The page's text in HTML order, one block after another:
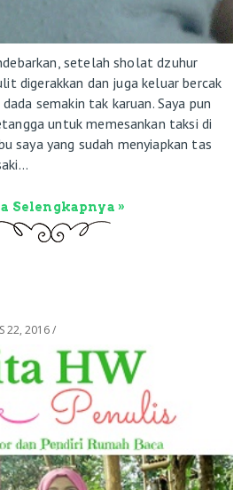
setelah sholat dzuhur
digerakkan dan juga keluar bercak
semakin tak karuan. Saya pun
untuk memesankan taksi di
saya yang sudah menyiapkan tas
Selengkapnya »
22, 2016/